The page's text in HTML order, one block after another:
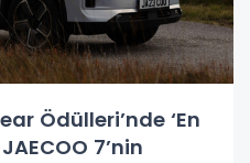
Ödülleri’nde ‘En
7’nin